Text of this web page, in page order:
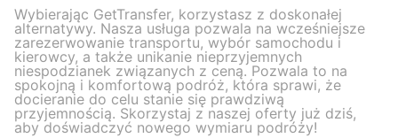
Wybierając GetTransfer, korzystasz z doskonałej
alternatywy. Nasza usługa pozwala na wcześniejsze
zarezerwowanie transportu, wybór samochodu i
kierowcy, a także unikanie nieprzyjemnych
niespodzianek związanych z ceną. Pozwala to na
spokojną i komfortową podróż, która sprawi, że
docieranie do celu stanie się prawdziwą
przyjemnością. Skorzystaj z naszej oferty już dziś,
aby doświadczyć nowego wymiaru podróży!